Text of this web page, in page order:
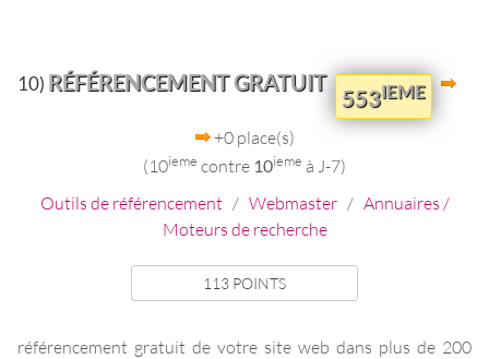
10) RÉFÉRENCEMENT GRATUIT
553IEME
+0 place(s)
(10ieme contre 10ieme à J-7)
Outils de référencement / Webmaster/ Annuaires /
Moteurs de recherche
113 POINTS
référencement gratuit de votre site web dans plus de 200